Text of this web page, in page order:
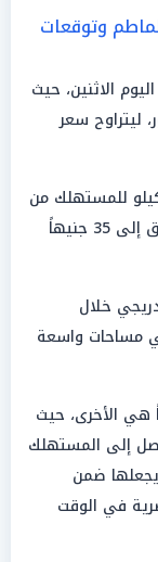
وتوقعات
الاثنين، حيث
العبور، ليتراوح سعر
للمستهلك من
15 إلى 18 جنيهاً، وقد يصل في بعض المناطق إلى 35 جنيهاً
خلال
مساحات واسعة
الأخرى، حيث
من 12 جنيهاً، وتصل إلى المستهلك
مما يجعلها ضمن
في الوقت